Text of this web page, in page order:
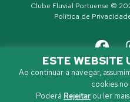
Clube Fluvial Portuense ©
Política de
ESTE WEBSITE
Ao continuar a navegar,
cookies no
Poderá Rejeitar ou ler